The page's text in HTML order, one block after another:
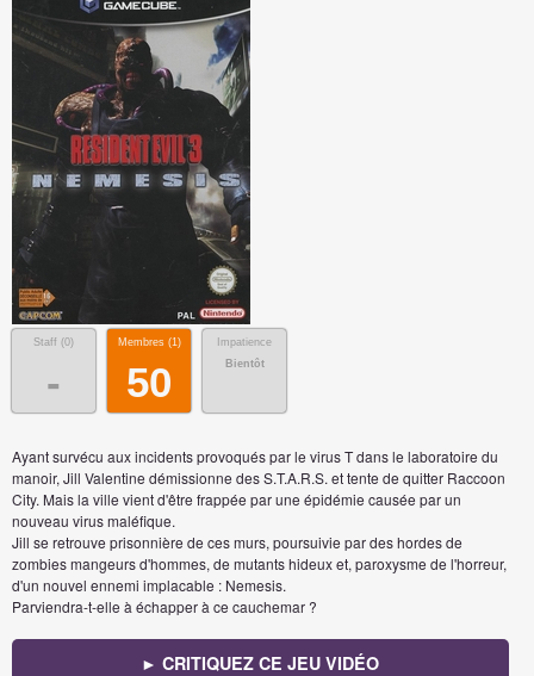
Staff (0)
-
Membres (1)
50
Impatience
Bientôt
Ayant survécu aux incidents provoqués par le virus T dans le laboratoire du
manoir, Jill Valentine démissionne des S.T.A.R.S. et tente de quitter Raccoon
City. Mais la ville vient d'être frappée par une épidémie causée par un
nouveau virus maléfique.
Jill se retrouve prisonnière de ces murs, poursuivie par des hordes de
zombies mangeurs d'hommes, de mutants hideux et, paroxysme de l'horreur,
d'un nouvel ennemi implacable : Nemesis.
Parviendra-t-elle à échapper à ce cauchemar ?
► CRITIQUEZ CE JEU VIDÉO